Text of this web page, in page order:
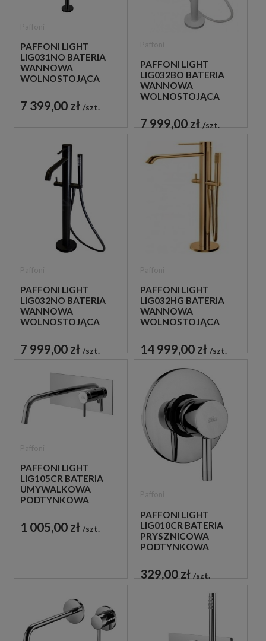
PAFFONI LIGHT
LIG031NO BATERIA
WANNOWA
WOLNOSTOJĄCA
7 399,00 zł szt.
PAFFONI LIGHT
LIG032BO BATERIA
WANNOWA
WOLNOSTOJĄCA
7 999,00 zł szt.
PAFFONI LIGHT
LIG032NO BATERIA
WANNOWA
WOLNOSTOJĄCA
7 999,00 zł szt.
PAFFONI LIGHT
LIG032HG BATERIA
WANNOWA
WOLNOSTOJĄCA
14 999,00 zł szt.
PAFFONI LIGHT
LIG105CR BATERIA
UMYWALKOWA
PODTYNKOWA
CHROM
1 005,00 zł szt.
PAFFONI LIGHT
LIG010CR BATERIA
PRYSZNICOWA
PODTYNKOWA
CHROM
329,00 zł szt.